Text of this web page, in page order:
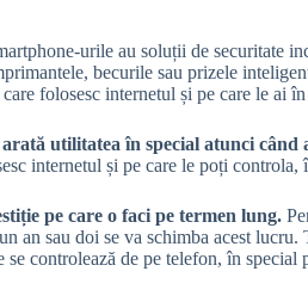
urile au soluții de securitate
becurile sau prizele
folosesc internetul și pe care le ai în
utilitatea în special atunci când
internetul și pe care le poți controla,
pe care o faci pe termen lung.
an sau doi se va schimba acest
controlează de pe telefon, în special